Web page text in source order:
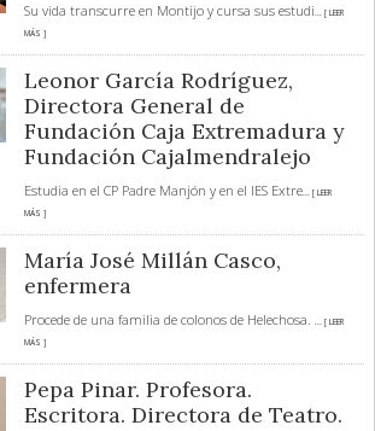
Su vida transcurre en Montijo y cursa sus estudi... [ LEER
MÁS ]
Leonor García Rodríguez,
Directora General de
Fundación Caja Extremadura y
Fundación Cajalmendralejo
Estudia en el CP Padre Manjón y en el IES Extre... [ LEER
MÁS ]
María José Millán Casco,
enfermera
Procede de una familia de colonos de Helechosa. ... [ LEER
MÁS ]
Pepa Pinar. Profesora.
Escritora. Directora de Teatro.